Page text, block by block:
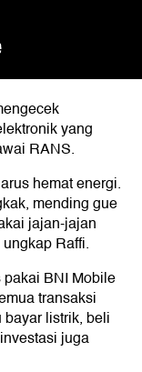
yang
RANS.
hemat energi.
mending gue
jajan-jajan
Raffi.
BNI Mobile
transaksi
listrik, beli
juga